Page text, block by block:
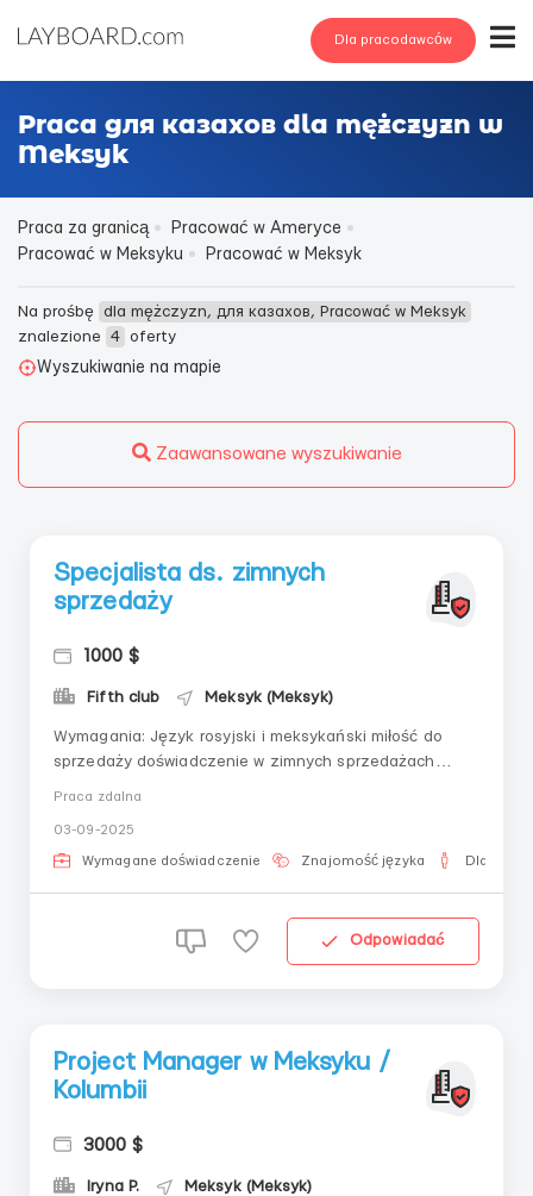
Dla pracodawców
Praca для казахов dla mężczyzn w
Meksyk
Praca za granicą
Pracować w Ameryce
Pracować w Meksyku
Pracować w Meksyk
Na prośbę dla mężczyzn, для казахов, Pracować w Meksyk
znalezione
4 oferty
Wyszukiwanie na mapie
Zaawansowane wyszukiwanie
Specjalista ds. zimnych
sprzedaży
1000 $
Fifth club Meksyk (Meksyk)
Wymagania: Język rosyjski i meksykański miłość do
sprzedaży doświadczenie w zimnych sprzedażach
ani jednego przypadku wady wiarygodna firma,
przechodzimy wszystkie służby bezpieczeństwa u...
Praca zdalna
03-09-2025
Wymagane doświadczenie Znajomość języka Dla
Odpowiadać
Project Manager w Meksyku /
Kolumbii
3000 $
Iryna P. Meksyk (Meksyk)